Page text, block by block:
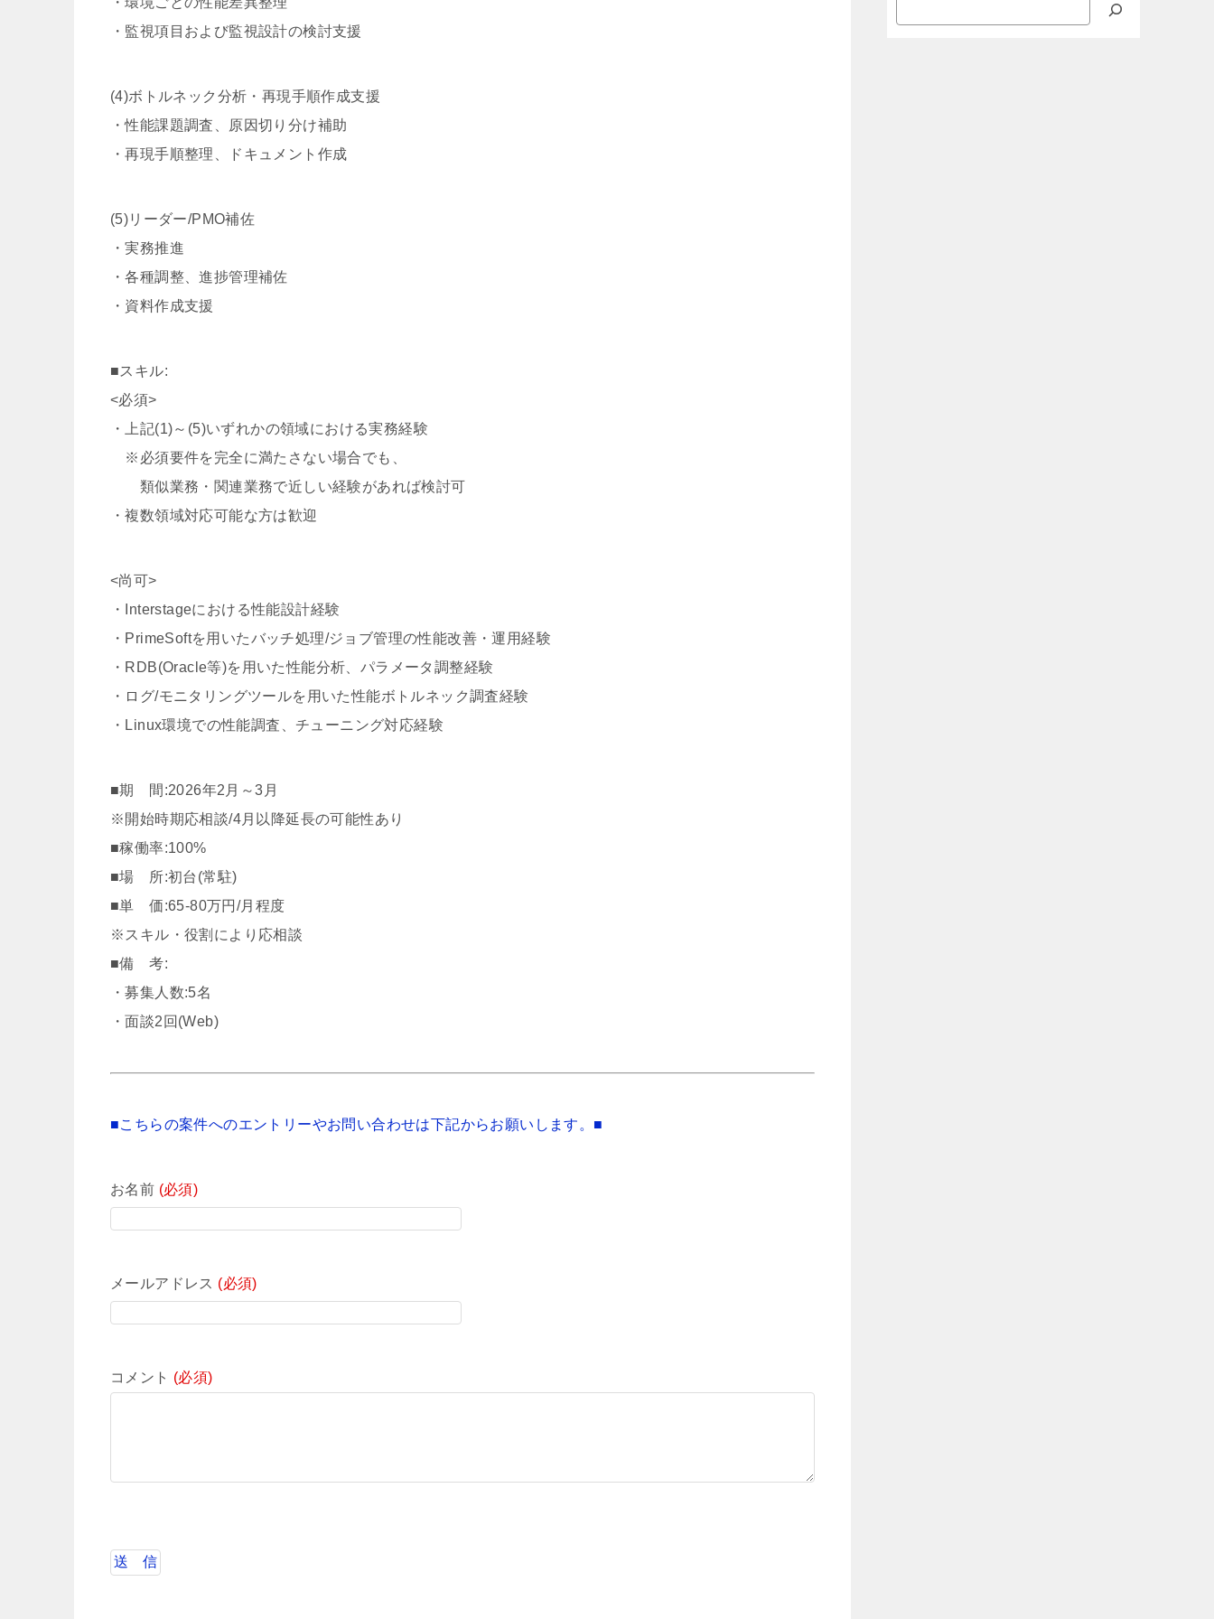
・監視項目および監視設計の検討支援
(4)ボトルネック分析・再現手順作成支援
・性能課題調査、原因切り分け補助
・再現手順整理、ドキュメント作成
(5)リーダー/PMO補佐
・実務推進
・各種調整、進捗管理補佐
・資料作成支援
■スキル:
<必須>
・上記(1)～(5)いずれかの領域における実務経験
※必須要件を完全に満たさない場合でも、
類似業務・関連業務で近しい経験があれば検討可
・複数領域対応可能な方は歓迎
<尚可>
・Interstageにおける性能設計経験
・PrimeSoftを用いたバッチ処理/ジョブ管理の性能改善・運用経験
・RDB(Oracle等)を用いた性能分析、パラメータ調整経験
・ログ/モニタリングツールを用いた性能ボトルネック調査経験
・Linux環境での性能調査、チューニング対応経験
■期 間:2026年2月～3月
※開始時期応相談/4月以降延長の可能性あり
■稼働率:100%
■場 所:初台(常駐)
■単 価:65-80万円/月程度
※スキル・役割により応相談
■備 考:
・募集人数:5名
・面談2回(Web)
■こちらの案件へのエントリーやお問い合わせは下記からお願いします。■
お名前 (必須)
メールアドレス (必須)
コメント (必須)